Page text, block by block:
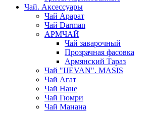
Чай. Аксессуары
Чай Арарат
Чай Darman
АРМЧАЙ
Чай заварочный
Прозрачная фасовка
Армянский Тараз
Чай "IJEVAN". MASIS
Чай Агат
Чай Нане
Чай Гюмри
Чай Манана